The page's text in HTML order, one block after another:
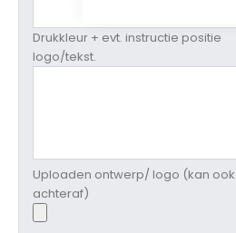
Drukkleur + evt. instructie positie
logo/tekst.
Uploaden ontwerp/ logo (kan ook
achteraf)